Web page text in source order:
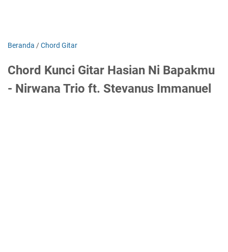
Beranda /Chord Gitar
Chord Kunci Gitar Hasian Ni Bapakmu
- Nirwana Trio ft. Stevanus Immanuel